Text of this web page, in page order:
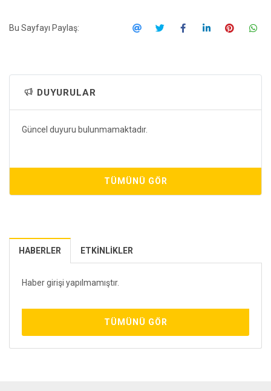
Bu Sayfayı Paylaş:
DUYURULAR
Güncel duyuru bulunmamaktadır.
TÜMÜNÜ GÖR
HABERLER ETKINLIKLER
Haber girişi yapılmamıştır.
TÜMÜNÜ GÖR